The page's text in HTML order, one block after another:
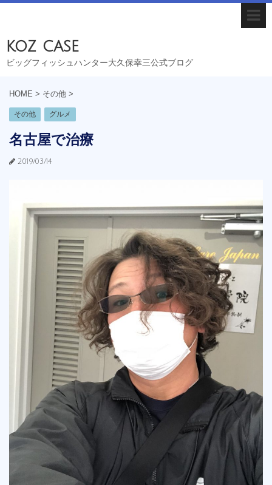
koz case
ビッグフィッシュハンター大久保幸三公式ブログ
HOME > その他 >
その他 グルメ
名古屋で治療
2019/03/14